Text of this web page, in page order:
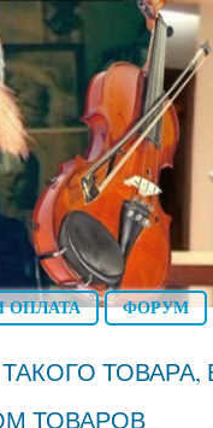
ОПЛАТА ФОРУМ
ТОВАРОВ